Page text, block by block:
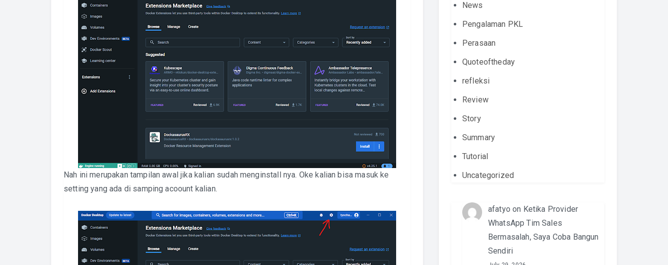
Nah ini merupakan tampilan awal jika kalian sudah menginstall nya. Oke kalian bisa masuk ke
setting yang ada di samping acoount kalian.
News
Pengalaman PKL
Perasaan
Quoteoftheday
refleksi
Review
Story
Summary
Tutorial
Uncategorized
afatyo on Ketika Provider
WhatsApp Tim Sales
Bermasalah, Saya Coba Bangun
Sendiri